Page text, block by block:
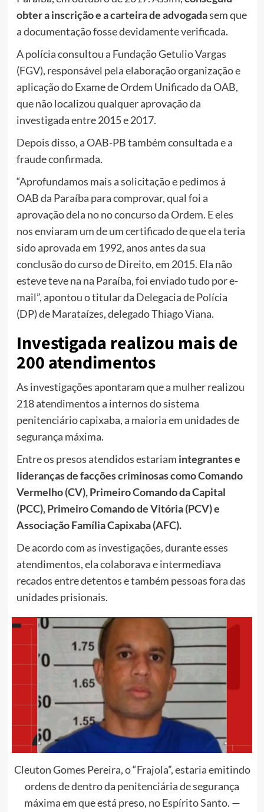
obter a inscrição e a carteira de advogadasem que
a documentação fosse devidamente verificada.
A polícia consultou a Fundação Getulio Vargas
(FGV), responsável pela elaboração organização e
aplicação do Exame de Ordem Unificado da OAB,
que não localizou qualquer aprovação da
investigada entre 2015 e 2017.
Depois disso, a OAB-PB também consultada e a
fraude confirmada.
“Aprofundamos mais a solicitação e pedimos à
OAB da Paraíba para comprovar, qual foi a
aprovação dela no no concurso da Ordem. E eles
nos enviaram um de um certificado de que ela teria
sido aprovada em 1992, anos antes da sua
conclusão do curso de Direito, em 2015. Ela não
esteve teve na na Paraíba, foi enviado tudo por e-
mail”, apontou o titular da Delegacia de Polícia
(DP) de Marataízes, delegado Thiago Viana.
Investigada realizou mais de
200 atendimentos
As investigações apontaram que a mulher realizou
218 atendimentos a internos do sistema
penitenciário capixaba, a maioria em unidades de
segurança máxima.
Entre os presos atendidos estariam integrantes e
lideranças de facções criminosas como Comando
Vermelho (CV), Primeiro Comando da Capital
(PCC), Primeiro Comando de Vitória (PCV) e
Associação Família Capixaba (AFC).
De acordo com as investigações, durante esses
atendimentos, ela colaborava e intermediava
recados entre detentos e também pessoas fora das
unidades prisionais.
Cleuton Gomes Pereira, o “Frajola”, estaria emitindo
ordens de dentro da penitenciária de segurança
máxima em que está preso, no Espírito Santo. —